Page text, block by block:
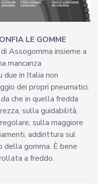
LE GOMME
Assogomma insieme a
mancanza
due in Italia non
dei propri pneumatici.
che in quella fredda
sulla guidabilità,
sulla maggiore
addirittura sul
della gomma. È bene
a freddo.